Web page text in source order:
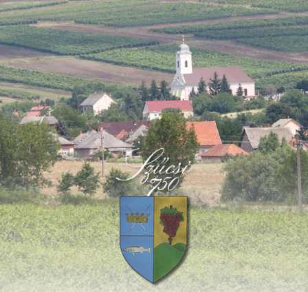
Deprecated: Function create_function() is deprecated in
/home/fastvisi/szucsi.hu/wp-
content/themes/townpress/functions.phpon line237
Deprecated: Function create_function() is deprecated in
/home/fastvisi/szucsi.hu/wp-
content/themes/townpress/functions.phpon line282
Deprecated: Function create_function() is deprecated in
/home/fastvisi/szucsi.hu/wp-
content/themes/townpress/functions.php on line284